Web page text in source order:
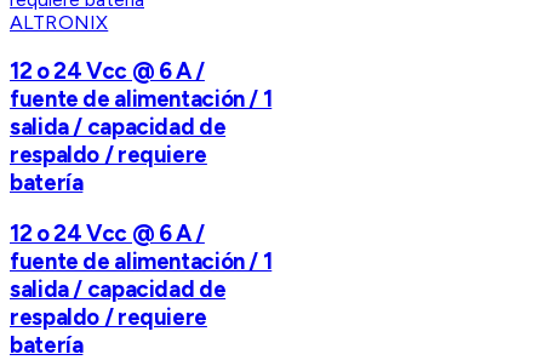
ALTRONIX
12 o 24 Vcc @ 6 A /
fuente de alimentación / 1
salida / capacidad de
respaldo / requiere
batería
12 o 24 Vcc @ 6 A /
fuente de alimentación / 1
salida / capacidad de
respaldo / requiere
batería